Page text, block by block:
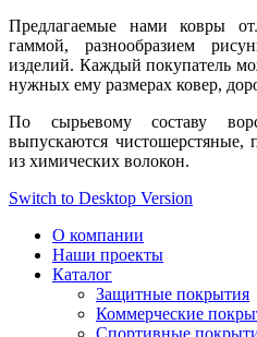
Предлагаемые нами ковры
гаммой, разнообразием
изделий. Каждый покупатель
нужных ему размерах ковер,
По сырьевому составу
выпускаются чистошерстяные,
из химических волокон.
Switch to Desktop Version
О компании
Наши проекты
Каталог
Защитные покрытия
Коммерческие
Спортивные